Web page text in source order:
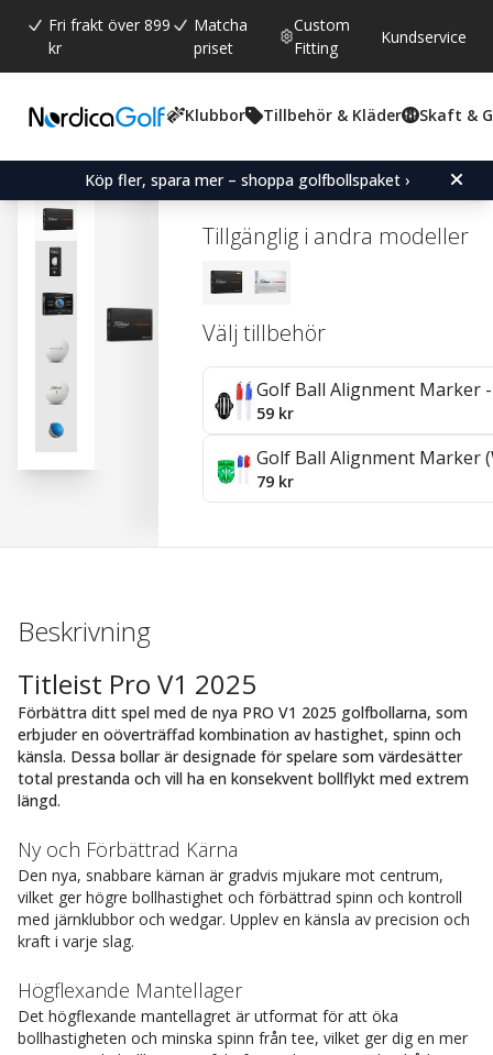
Fri frakt över 899
kr
Matcha
priset
Custom
Fitting
Kundservice
Klubbor Tillbehör & Kläder Skaft &
Köp fler, spara mer – shoppa golfbollspaket ›
Snittbetyg:
4.6 (röster:
25)
Titleist Pro V1 - White
Tillgänglig i andra modeller
Välj tillbehör
Golf Ball Alignment Marker
59 kr
Golf Ball Alignment Marker
79 kr
Beskrivning
Titleist Pro V1 2025
Förbättra ditt spel med de nya PRO V1 2025 golfbollarna, som
erbjuder en oöverträffad kombination av hastighet, spinn och
känsla. Dessa bollar är designade för spelare som värdesätter
total prestanda och vill ha en konsekvent bollflykt med extrem
längd.
Ny och Förbättrad Kärna
Den nya, snabbare kärnan är gradvis mjukare mot centrum,
vilket ger högre bollhastighet och förbättrad spinn och kontroll
med järnklubbor och wedgar. Upplev en känsla av precision och
kraft i varje slag.
Högflexande Mantellager
Det högflexande mantellagret är utformat för att öka
bollhastigheten och minska spinn från tee, vilket ger dig en mer